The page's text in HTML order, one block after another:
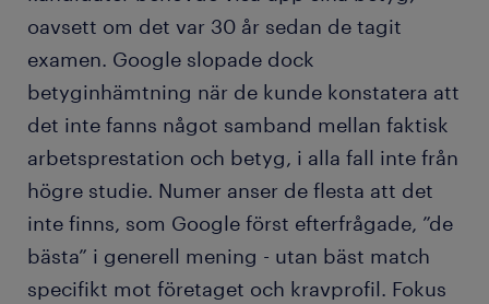
oavsett om det var 30 år sedan de tagit
examen. Google slopade dock
betyginhämtning när de kunde konstatera att
det inte fanns något samband mellan faktisk
arbetsprestation och betyg, i alla fall inte från
högre studie. Numer anser de flesta att det
inte finns, som Google först efterfrågade, ”de
bästa” i generell mening - utan bäst match
specifikt mot företaget och kravprofil. Fokus